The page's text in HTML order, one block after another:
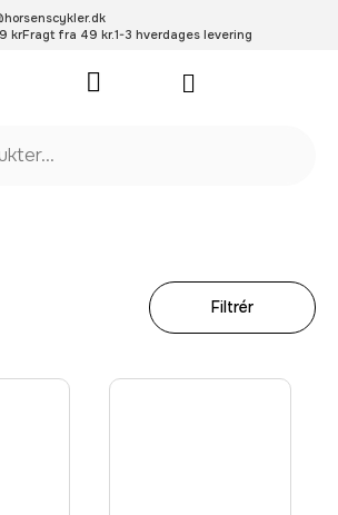
krFragt fra 49 kr.1-3 hverdages levering
Filtrér